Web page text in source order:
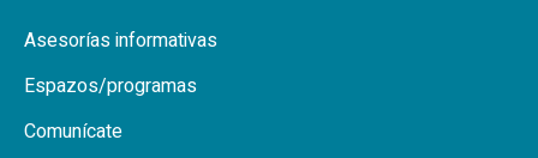
Asesorías informativas
Espazos/programas
Comunícate